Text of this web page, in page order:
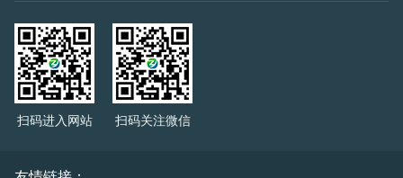
扫码进入网站 扫码关注微信